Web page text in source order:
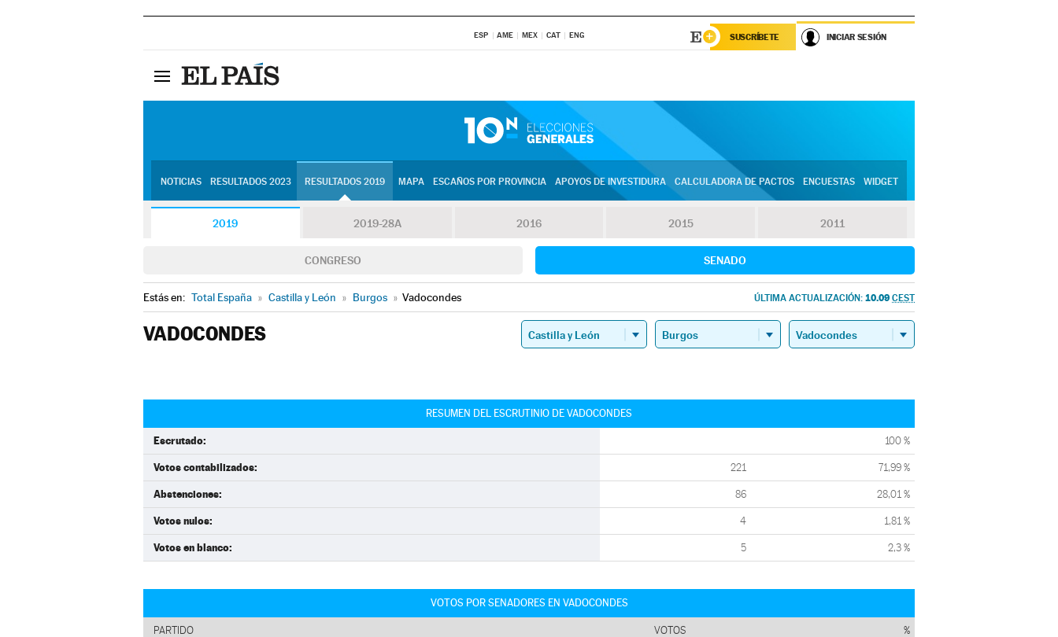
ESP AME MEX CAT ENG SUSCRÍBETE INICIAR SESIÓN
NOTICIAS RESULTADOS 2023 RESULTADOS 2019 MAPA ESCAÑOS POR PROVINCIA APOYOS DE INVESTIDURA CALCULADORA DE PACTOS ENCUESTAS WIDGET
2019 2019-28A 2016 2015 2011
CONGRESO SENADO
Estás en: Total España » Castilla y León » Burgos » Vadocondes ÚLTIMA ACTUALIZACIÓN: 10.09 CEST
VADOCONDES
RESUMEN DEL ESCRUTINIO DE VADOCONDES
Escrutado: 100 %
Votos contabilizados: 221 71,99 %
Abstenciones: 86 28,01 %
Votos nulos: 4 1,81 %
Votos en blanco: 5 2,3 %
VOTOS POR SENADORES EN VADOCONDES
PARTIDO VOTOS %